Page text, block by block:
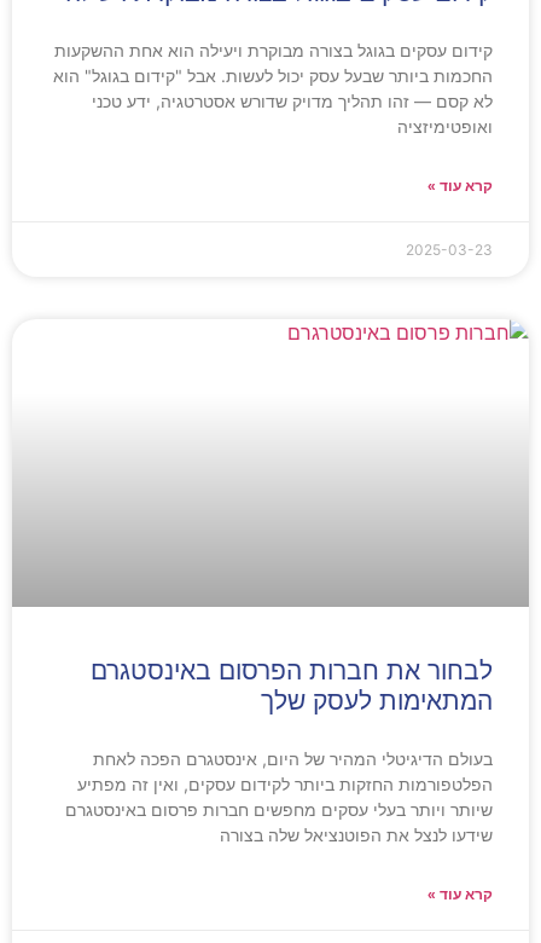
קידום עסקים בגוגל בצורה מבוקרת ויעילה הוא אחת ההשקעות
החכמות ביותר שבעל עסק יכול לעשות. אבל "קידום בגוגל" הוא
לא קסם — זהו תהליך מדויק שדורש אסטרטגיה, ידע טכני
ואופטימיזציה
קרא עוד »
2025-03-23
לבחור את חברות הפרסום באינסטגרם
המתאימות לעסק שלך
בעולם הדיגיטלי המהיר של היום, אינסטגרם הפכה לאחת
הפלטפורמות החזקות ביותר לקידום עסקים, ואין זה מפתיע
שיותר ויותר בעלי עסקים מחפשים חברות פרסום באינסטגרם
שידעו לנצל את הפוטנציאל שלה בצורה
קרא עוד »